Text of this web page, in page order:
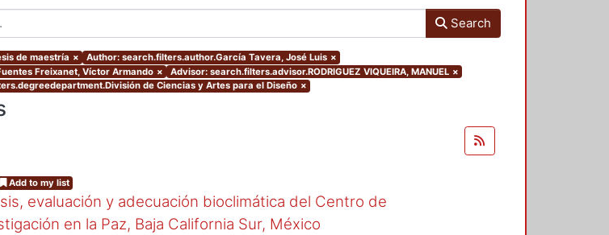
Search
de maestría × Author: search.filters.author.García Tavera, José Luis ×
Freixanet, Víctor Armando × Advisor: search.filters.advisor.RODRIGUEZ VIQUEIRA, MANUEL ×
de Ciencias y Artes para el Diseño ×
Add to my list
evaluación y adecuación bioclimática del Centro de
en la Paz, Baja California Sur, México